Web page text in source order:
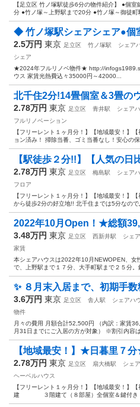
【足立区 竹ノ塚駅徒歩6分の物件紹介】 ●個
分 ●竹ノ塚～上野駅まで20分 ●竹ノ塚～御徒町
◆ 竹ノ塚駅シェアシェア●個
2.5万円 東京 足立区 竹ノ塚駅
シェア
シェア
★2024年フルリノベ物件★ http://
ウス 家賃光熱費込々35000円～42000...
北千住2分!14畳個室＆3畳の
2.78万円 東京 足立区 青井駅
シェア
フルリノベーション
【フリーレント１ヶ月分！】【地域最安！】
ョン済み！ 掃除当番、ゴミ当番なし！安心の
【駅徒歩２分!!】【人気の
2.78万円 東京 足立区 梅島駅
シェア
フロア
【フリーレント１ヶ月分！】【地域最安！】
から徒歩2分の好立地!! 北千住までは5分なの
2022年10月Open！★総額
3.48万円 東京 足立区 西新井駅
シェ
家賃
本シェアハウスは2022年10月NEWOPEN、女
で、上野駅まで１７分、大手町駅まで２５分
✨ ８月末入居まで、初期手
3.6万円 東京 足立区 舎人駅
シェアハ
物件
月々の費用 月額合計52,500円 （内訳：家賃
月31日までにご入居の方が対象） ※割引内容
【地域最安！】★日暮里７
2.78万円 東京 足立区 扇大橋駅
シェ
ヘーベルハウス
【フリーレント１ヶ月分！】【地域最安！
建 ３階建て（８部屋）全個室＆鍵付